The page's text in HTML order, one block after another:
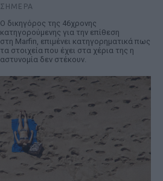
ΣΉΜΕΡΑ
Ο δικηγόρος της 46χρονης
κατηγορούμενης για την επίθεση
στη Marfin, επιμένει κατηγορηματικά πως
τα στοιχεία που έχει στα χέρια της η
αστυνομία δεν στέκουν.